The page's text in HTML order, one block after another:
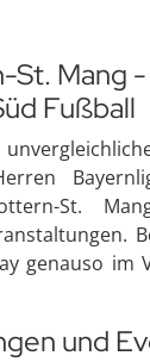
St. Mang
Fußball
St.
genauso im
und